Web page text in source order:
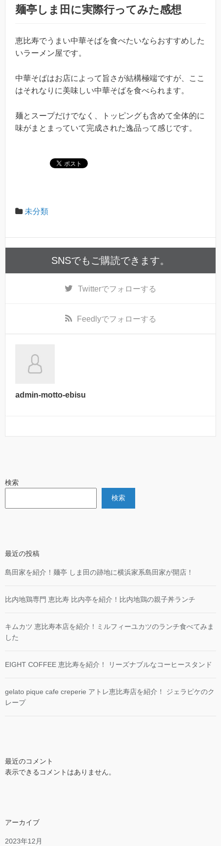
麺亭しま田に実際行ってみた感想
恵比寿でうまい中華そばを食べたいならおすすめした
いラーメン屋です。
中華そばはお店によって旨さが結構極端ですが、ここ
はそれなりに美味しい中華そばを食べられます。
麺とスープだけでなく、トッピングも含めて全体的に
味がまとまっていて完成された逸品って感じです。
未分類
SNSでもご購読できます。
Twitterでフォローする
Feedlyでフォローする
admin-motto-ebisu
検索
検索
最近の投稿
島田家を紹介！麺亭 しま田の跡地に横浜家系島田家が開店！
比内地鶏専門 恵比寿 比内亭を紹介！比内地鶏の親子丼ランチ
キムカツ 恵比寿本店を紹介！ミルフィーユカツのランチ食べてみま
した
EIGHT COFFEE 恵比寿を紹介！ リーズナブルなコーヒースタンド
gelato pique cafe creperie アトレ恵比寿店を紹介！ ジェラピケのク
レープ
最近のコメント
表示できるコメントはありません。
アーカイブ
2023年12月